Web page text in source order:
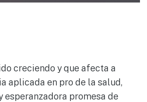
creciendo y que afecta a
aplicada en pro de la salud,
promesa de